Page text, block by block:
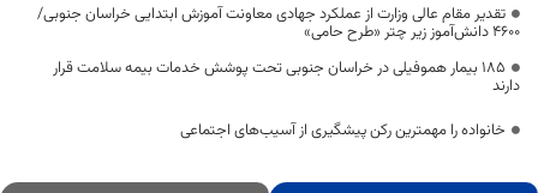
تقدیر مقام عالی وزارت از عملکرد جهادی معاونت آموزش ابتدایی خراسان جنوبی/
۴۶۰۰ دانش‌آموز زیر چتر «طرح حامی»
۱۸۵ بیمار هموفیلی در خراسان جنوبی تحت پوشش خدمات بیمه سلامت قرار
دارند
خانواده را مهمترین رکن پیشگیری از آسیب‌های اجتماعی